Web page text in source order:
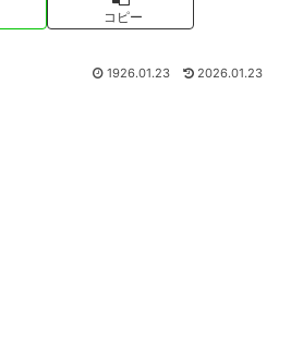
コピー
1926.01.23 2026.01.23